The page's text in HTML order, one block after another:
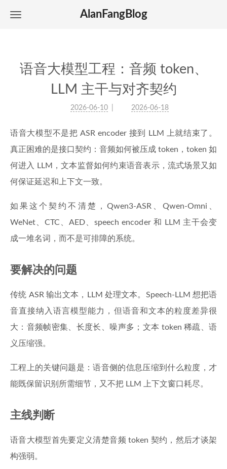
AlanFangBlog
语音大模型工程：音频 token、
LLM 主干与对齐契约
2026-06-10 2026-06-18
语音大模型不是把 ASR encoder 接到 LLM 上就结束了。
真正困难的是接口契约：音频如何被压成 token，token 如
何进入 LLM，文本监督如何约束语音表示，流式场景又如
何保证延迟和上下文一致。
如果这个契约不清楚，Qwen3-ASR、Qwen-Omni、
WeNet、CTC、AED、speech encoder 和 LLM 主干会变
成一堆名词，而不是可排障的系统。
要解决的问题
传统 ASR 输出文本，LLM 处理文本。Speech-LLM 想把语
音直接纳入语言模型能力，但语音和文本的粒度差异很
大：音频帧密集、长度长、噪声多；文本 token 稀疏、语
义压缩强。
工程上的关键问题是：语音侧的信息压缩到什么粒度，才
能既保留识别所需细节，又不把 LLM 上下文窗口耗尽。
主线判断
语音大模型首先要定义清楚音频 token 契约，然后才谈架
构强弱。